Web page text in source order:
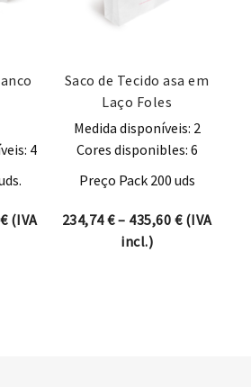
4
€Price range: 157,30 € through 273,46
(IVA
Saco de Tecido asa em
Laço Foles
Medida disponíveis: 2
Cores disponibles: 6
Preço Pack 200 uds
234,74€– 435,60 €Price
(IVA
incl.)